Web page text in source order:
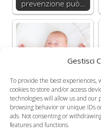
Gestisci
To provide the best experiences,
cookies to store and/or access
technologies will allow us and our
browsing behavior or unique IDs
ads. Not consenting or
features and functions.
prevenzione può…
Neonati, qual è la
posizione corretta
per dormire
Categorie
Salute del Neonato
Tag
SIDS, sindrome della